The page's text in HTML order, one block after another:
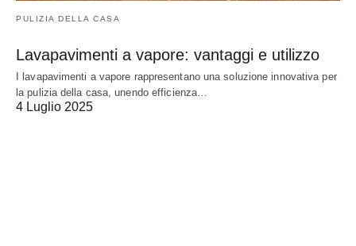
PULIZIA DELLA CASA
Lavapavimenti a vapore: vantaggi e utilizzo
I lavapavimenti a vapore rappresentano una soluzione innovativa per
la pulizia della casa, unendo efficienza…
4 Luglio 2025